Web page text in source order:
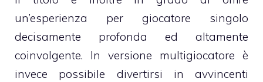
un’esperienza per giocatore singolo
decisamente profonda ed altamente
coinvolgente. In versione multigiocatore è
invece possibile divertirsi in avvincenti